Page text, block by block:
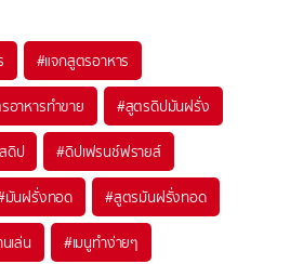
#แจกสูตรอาหาร
อาหารทำขาย #สูตรดิปมันฝรั่ง
ดิป #ดิปเฟรนช์ฟรายส์
มันฝรั่งทอด #สูตรมันฝรั่งทอด
เล่น #เมนูทำง่ายๆ